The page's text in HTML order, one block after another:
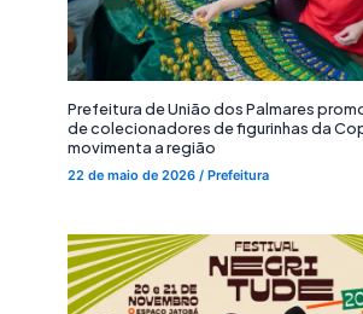
Prefeitura de União dos Palmares
de colecionadores de figurinhas da
movimenta a região
22 de maio de 2026/Prefeitura